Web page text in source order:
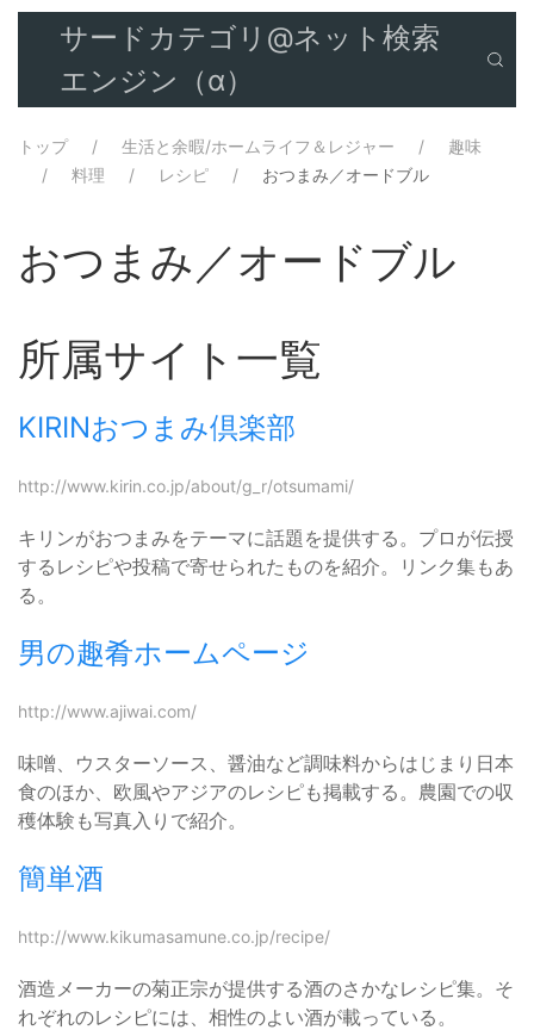
サードカテゴリ@ネット検索
エンジン（α）
トップ 生活と余暇/ホームライフ＆レジャー
趣味
料理
レシピ おつまみ／オードブル
おつまみ／オードブル
所属サイト一覧
KIRINおつまみ倶楽部
http://www.kirin.co.jp/about/g_r/otsumami/
キリンがおつまみをテーマに話題を提供する。プロが伝授
するレシピや投稿で寄せられたものを紹介。リンク集もあ
る。
男の趣肴ホームページ
http://www.ajiwai.com/
味噌、ウスターソース、醤油など調味料からはじまり日本
食のほか、欧風やアジアのレシピも掲載する。農園での収
穫体験も写真入りで紹介。
簡単酒
http://www.kikumasamune.co.jp/recipe/
酒造メーカーの菊正宗が提供する酒のさかなレシピ集。そ
れぞれのレシピには、相性のよい酒が載っている。